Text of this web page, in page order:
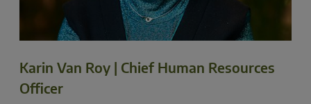
Karin Van Roy | Chief Human Resources
Officer